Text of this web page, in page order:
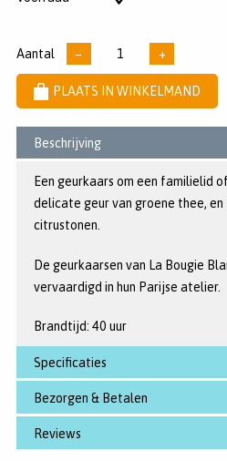
Aantal − +
PLAATS IN WINKELMAND
Beschrijving
Een geurkaars om een familielid
delicate geur van groene thee, en
citrustonen.
De geurkaarsen van La Bougie
vervaardigd in hun Parijse atelier.
Brandtijd: 40 uur
Specificaties
Bezorgen & Betalen
Reviews